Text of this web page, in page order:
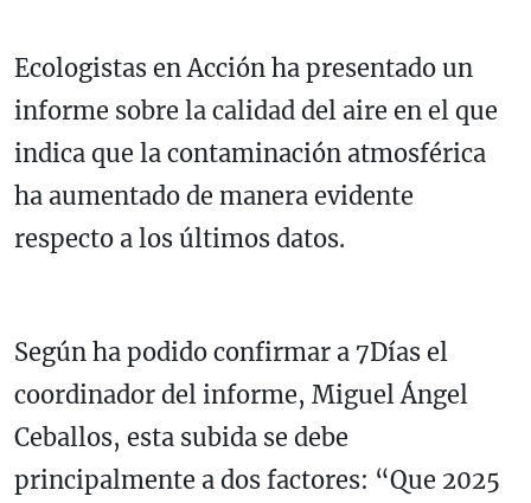
Ecologistas en Acción ha presentado un
informe sobre la calidad del aire en el que
indica que la contaminación atmosférica
ha aumentado de manera evidente
respecto a los últimos datos.
Según ha podido confirmar a 7Días el
coordinador del informe, Miguel Ángel
Ceballos, esta subida se debe
principalmente a dos factores: “Que 2025